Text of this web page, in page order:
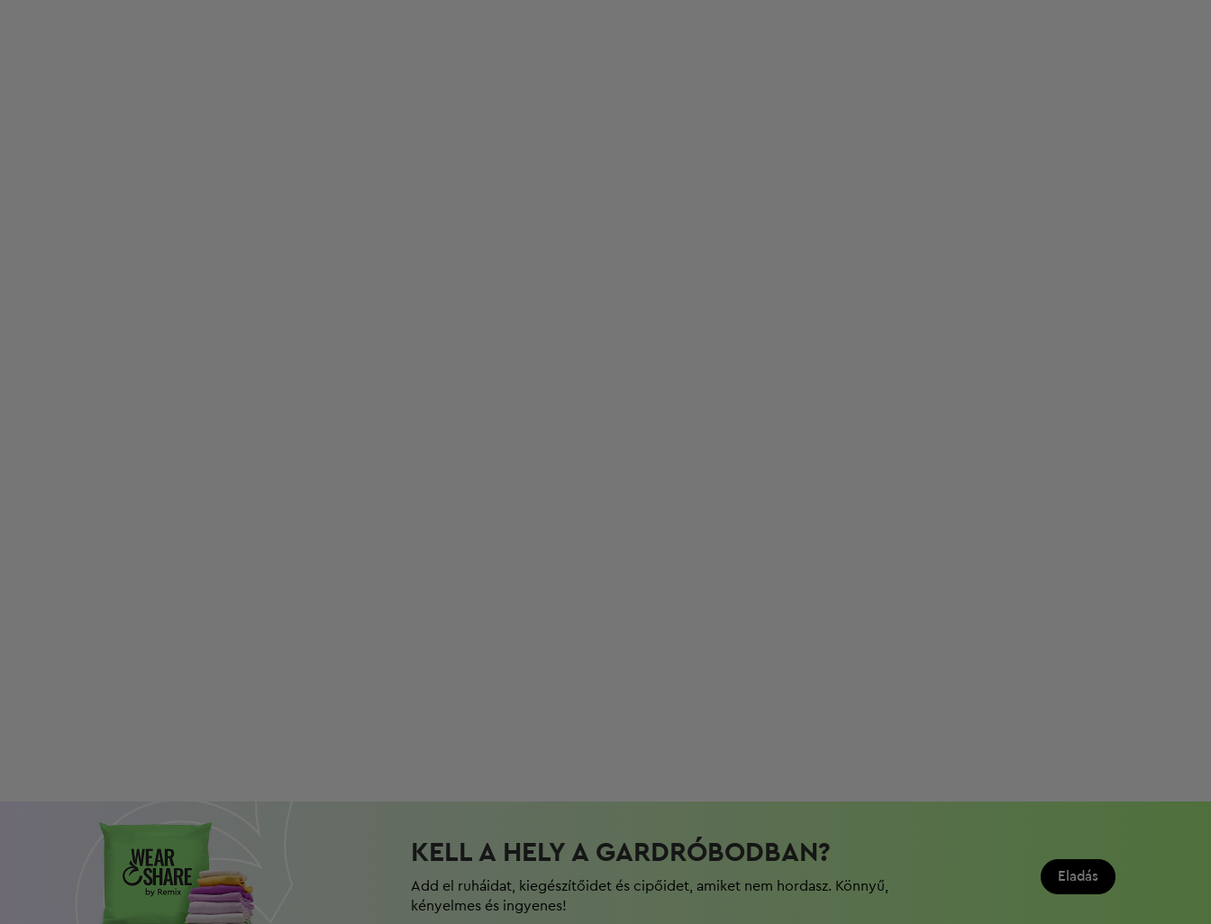
KELL A HELY A GARDRÓBODBAN?
Add el ruháidat, kiegészítőidet és cipőidet, amiket nem hordasz. Könnyű,
kényelmes és ingyenes!
Eladás